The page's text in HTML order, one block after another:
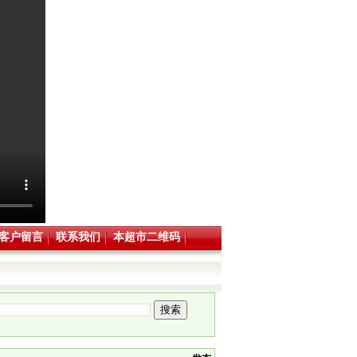
户留言 联系我们 本超市二维码